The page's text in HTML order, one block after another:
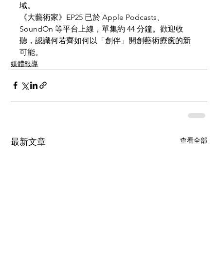
域。
《大藝術家》EP25 已於 Apple Podcasts、
SoundOn 等平台上線，單集約 44 分鐘。歡迎收
聽，認識何若齊如何以「創伴」開創藝術療癒的新
可能。
媒體報導
最新文章 查看全部